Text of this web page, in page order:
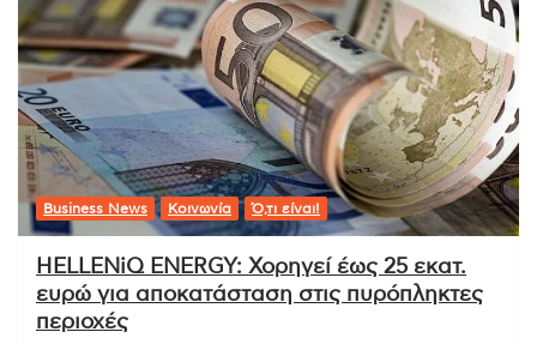
Business News Κοινωνία Ό,τι είναι!
HELLENiQ ENERGY: Χορηγεί έως 25 εκατ.
ευρώ για αποκατάσταση στις πυρόπληκτες
περιοχές